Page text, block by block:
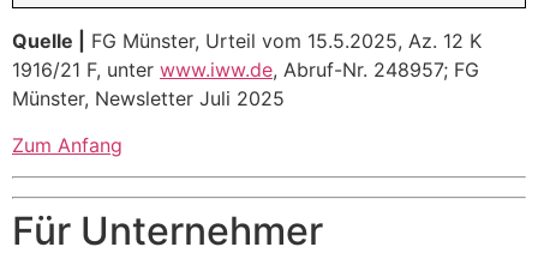
Quelle |
FG Münster, Urteil vom 15.5.2025, Az. 12 K
1916/21 F, unter www.iww.de, Abruf-Nr. 248957; FG
Münster, Newsletter Juli 2025
Zum Anfang
Für Unternehmer